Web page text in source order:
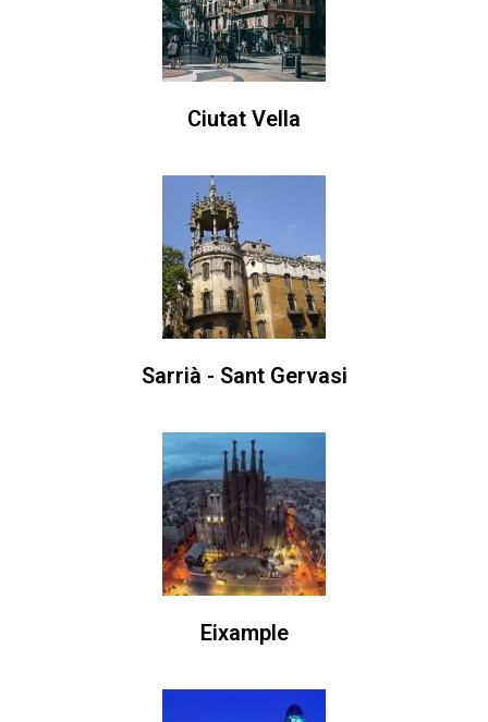
Ciutat Vella
Sarrià - Sant Gervasi
Eixample